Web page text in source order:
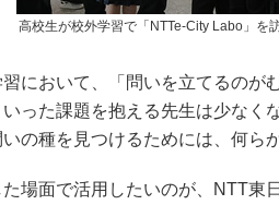
高校生が校外学習で「NTTe-City Labo」を
において、「問いを立てるのが
いった課題を抱える先生は少なく
の種を見つけるためには、何ら
た場面で活用したいのが、NTT東